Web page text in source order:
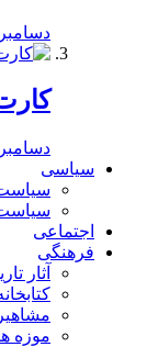
دسامبر 25, 2019
دسامبر 25, 2019
سیاسی
اجتماعی
فرهنگی
آثار
مشاهیر
موزه